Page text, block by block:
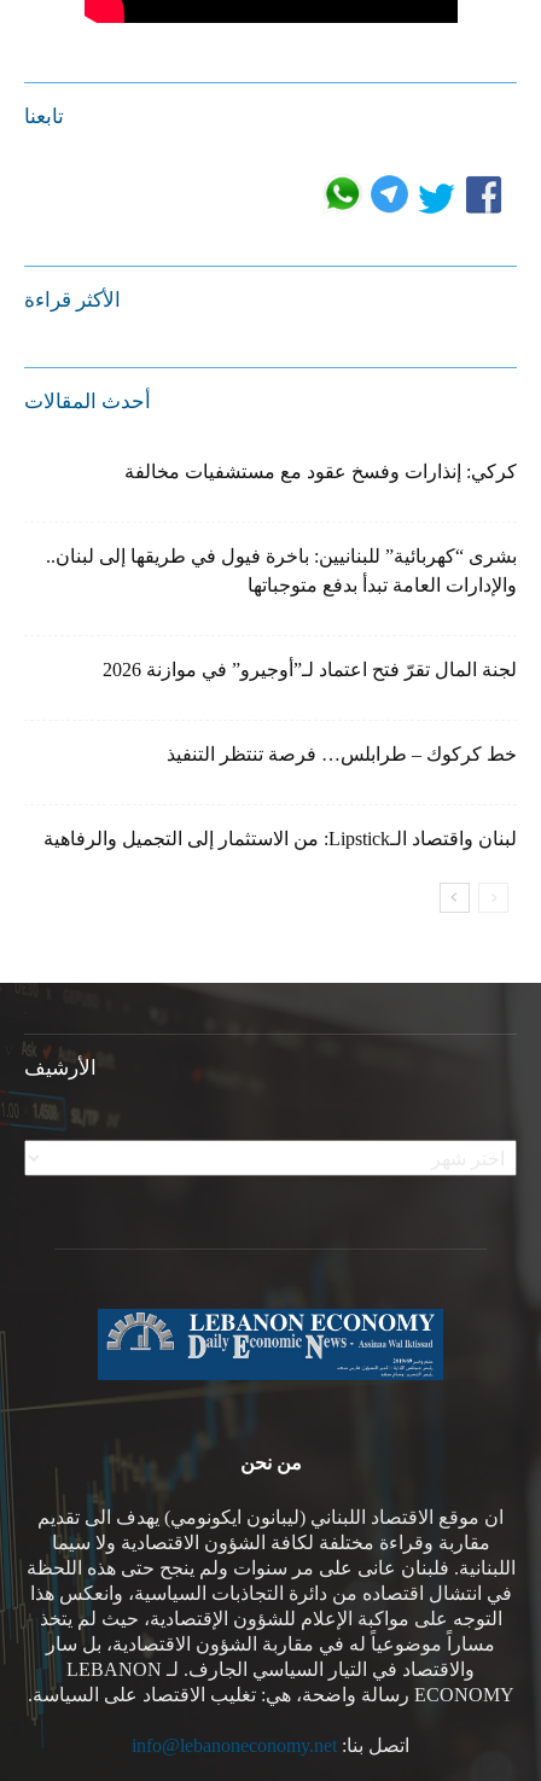
تابعنا
الأكثر قراءة
أحدث المقالات
كركي: إنذارات وفسخ عقود مع مستشفيات مخالفة
بشرى “كهربائية” للبنانيين: باخرة فيول في طريقها إلى لبنان..
والإدارات العامة تبدأ بدفع متوجباتها
لجنة المال تقرّ فتح اعتماد لـ”أوجيرو” في موازنة 2026
خط كركوك – طرابلس… فرصة تنتظر التنفيذ
لبنان واقتصاد الـLipstick: من الاستثمار إلى التجميل والرفاهية
الأرشيف
الأرشيف
من نحن
ان موقع الاقتصاد اللبناني (ليبانون ايكونومي) يهدف الى تقديم
مقاربة وقراءة مختلفة لكافة الشؤون الاقتصادية ولا سيما
اللبنانية. فلبنان عانى على مر سنوات ولم ينجح حتى هذه اللحظة
في انتشال اقتصاده من دائرة التجاذبات السياسية، وانعكس هذا
التوجه على مواكبة الإعلام للشؤون الإقتصادية، حيث لم يتخذ
مساراً موضوعياً له في مقاربة الشؤون الاقتصادية، بل سار
والاقتصاد في التيار السياسي الجارف. لـ LEBANON
ECONOMY رسالة واضحة، هي: تغليب الاقتصاد على السياسة.
اتصل بنا: info@lebanoneconomy.net